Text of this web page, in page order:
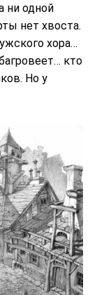
ни одной
нет хвоста.
хора…
кто
Но у